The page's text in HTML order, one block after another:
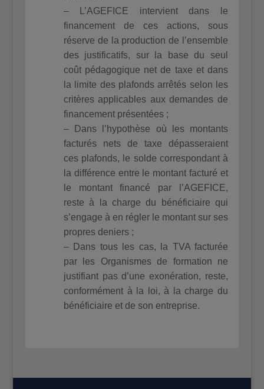
– L’AGEFICE intervient dans le
financement de ces actions, sous
réserve de la production de l’ensemble
des justificatifs, sur la base du seul
coût pédagogique net de taxe et dans
la limite des plafonds arrêtés selon les
critères applicables aux demandes de
financement présentées ;
– Dans l’hypothèse où les montants
facturés nets de taxe dépasseraient
ces plafonds, le solde correspondant à
la différence entre le montant facturé et
le montant financé par l’AGEFICE,
reste à la charge du bénéficiaire qui
s’engage à en régler le montant sur ses
propres deniers ;
– Dans tous les cas, la TVA facturée
par les Organismes de formation ne
justifiant pas d’une exonération, reste,
conformément à la loi, à la charge du
bénéficiaire et de son entreprise.